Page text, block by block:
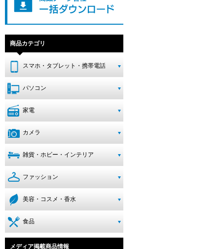
商品カテゴリ
スマホ・タブレット・携帯電話
パソコン
家電
カメラ
雑貨・ホビー・インテリア
ファッション
美容・コスメ・香水
食品
メディア掲載商品情報